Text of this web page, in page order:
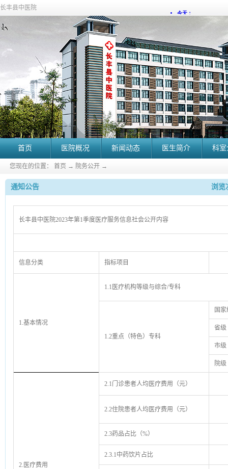
长丰县中医院
首页 医院概况 新闻动态 医生简介 科
您现在的位置： 首页 → 院务公开 →
通知公告 浏览
长丰县中医院2023年第1季度医疗服务信息社会公开内容
信息分类 指标项目
1.基本情况
1.1医疗机构等级与综合/专科
1.2重点（特色）专科
国家
省级
市级
院级
2.医疗费用
2.1门诊患者人均医疗费用（元）
2.2住院患者人均医疗费用（元）
2.3药品占比（%）
2.3.1中药饮片占比